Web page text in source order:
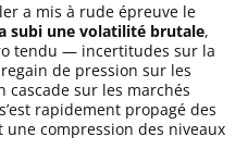
a mis à rude épreuve le
subi une volatilité brutale,
tendu — incertitudes sur la
de pression sur les
sur les marchés
rapidement propagé des
compression des niveaux